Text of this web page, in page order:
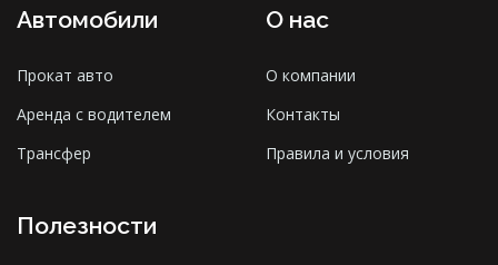
Автомобили
Прокат авто
Аренда с водителем
Трансфер
О нас
О компании
Контакты
Правила и условия
Полезности